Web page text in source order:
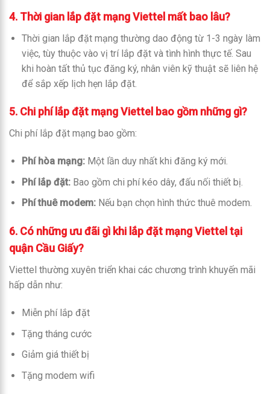
4. Thời gian lắp đặt mạng Viettel mất bao lâu?
Thời gian lắp đặt mạng thường dao động từ 1-3 ngày làm
việc, tùy thuộc vào vị trí lắp đặt và tình hình thực tế. Sau
khi hoàn tất thủ tục đăng ký, nhân viên kỹ thuật sẽ liên hệ
để sắp xếp lịch hẹn lắp đặt.
5. Chi phí lắp đặt mạng Viettel bao gồm những gì?
Chi phí lắp đặt mạng bao gồm:
Phí hòa mạng:Một lần duy nhất khi đăng ký mới.
Phí lắp đặt:Bao gồm chi phí kéo dây, đấu nối thiết bị.
Phí thuê modem:Nếu bạn chọn hình thức thuê modem.
6. Có những ưu đãi gì khi lắp đặt mạng Viettel tại
quận Cầu Giấy?
Viettel thường xuyên triển khai các chương trình khuyến mãi
hấp dẫn như:
Miễn phí lắp đặt
Tặng tháng cước
Giảm giá thiết bị
Tặng modem wifi